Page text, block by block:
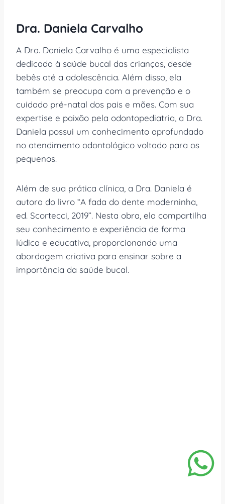
Dra. Daniela Carvalho
A Dra. Daniela Carvalho é uma especialista
dedicada à saúde bucal das crianças, desde
bebês até a adolescência. Além disso, ela
também se preocupa com a prevenção e o
cuidado pré-natal dos pais e mães. Com sua
expertise e paixão pela odontopediatria, a Dra.
Daniela possui um conhecimento aprofundado
no atendimento odontológico voltado para os
pequenos.
Além de sua prática clínica, a Dra. Daniela é
autora do livro “A fada do dente moderninha,
ed. Scortecci, 2019”. Nesta obra, ela compartilha
seu conhecimento e experiência de forma
lúdica e educativa, proporcionando uma
abordagem criativa para ensinar sobre a
importância da saúde bucal.